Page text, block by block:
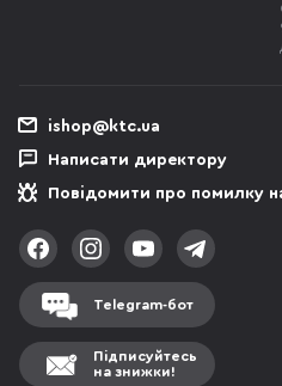
ishop@ktc.ua
Написати директору
Повідомити про помилку
Telegram-бот
Підписуйтесь
на знижки!